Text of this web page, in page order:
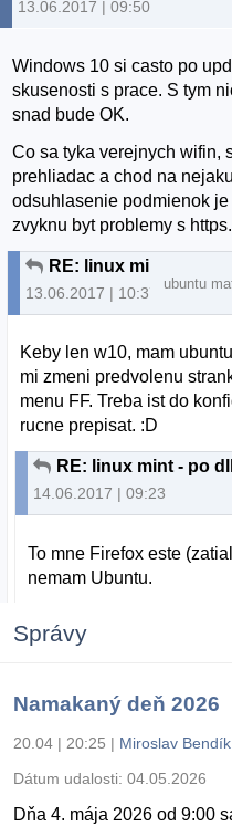
13.06.2017 | 09:50
Windows 10 si casto po
skusenosti s prace. S tym
snad bude OK.
Co sa tyka verejnych wifin,
prehliadac a chod na
odsuhlasenie podmienok
zvyknu byt problemy s https.
RE: linux mint - po
13.06.2017 | 10:37
ubuntu
Keby len w10, mam
mi zmeni predvolenu
menu FF. Treba ist do
rucne prepisat. :D
RE: linux mint - po
14.06.2017 | 09:23
To mne Firefox este
nemam Ubuntu.
Správy
Namakaný deň 2026
20.04 | 20:25 | Miroslav Bendík
Dátum udalosti: 04.05.2026
Dňa 4. mája 2026 od 9:00